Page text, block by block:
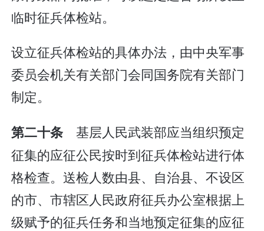
临时征兵体检站。
设立征兵体检站的具体办法，由中央军事
委员会机关有关部门会同国务院有关部门
制定。
第二十条 基层人民武装部应当组织预定
征集的应征公民按时到征兵体检站进行体
格检查。送检人数由县、自治县、不设区
的市、市辖区人民政府征兵办公室根据上
级赋予的征兵任务和当地预定征集的应征